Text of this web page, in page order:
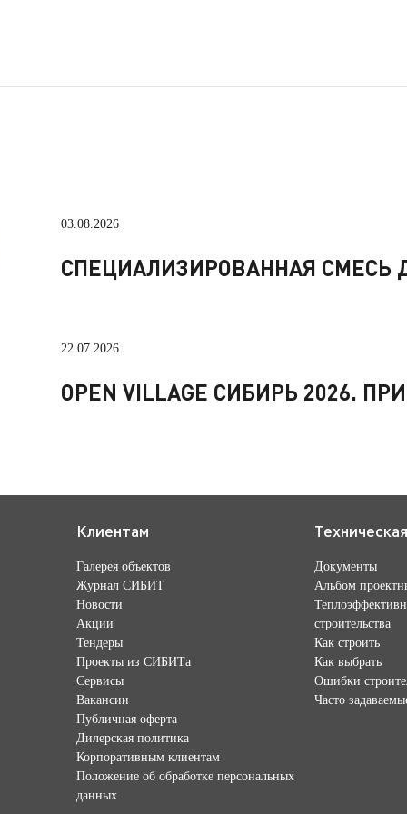
03.08.2026
СПЕЦИАЛИЗИРОВАННАЯ СМЕСЬ
22.07.2026
OPEN VILLAGE СИБИРЬ 2026.
Клиентам
Галерея объектов
Журнал СИБИТ
Новости
Акции
Тендеры
Проекты из СИБИТа
Сервисы
Вакансии
Публичная оферта
Дилерская политика
Корпоративным клиентам
Положение об обработке персональных
данных
Документы
Альбом
строительства
Как строить
Как выбрать
Ошибки
Часто